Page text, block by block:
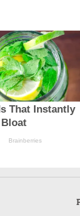
That Instantly
Bloat
Brainberries